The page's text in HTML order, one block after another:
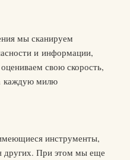
мы сканируем
и информации,
свою скорость,
каждую милю
инструменты,
других. При этом мы еще